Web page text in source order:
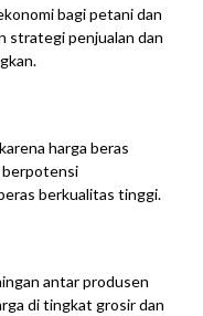
bagi petani dan
strategi penjualan dan
harga beras
berpotensi
berkualitas tinggi.
antar produsen
di tingkat grosir dan